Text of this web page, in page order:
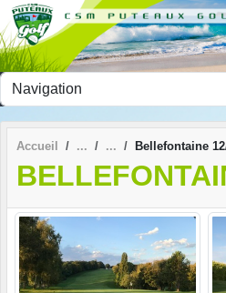
Accueil Bellefontaine
Panneau de gestion des cookies